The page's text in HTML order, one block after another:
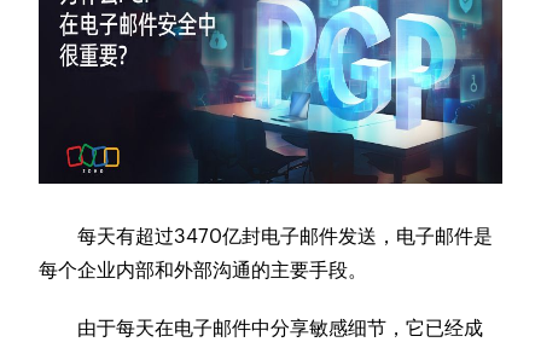
每天有超过3470亿封电子邮件发送，电子邮件是
每个企业内部和外部沟通的主要手段。
由于每天在电子邮件中分享敏感细节，它已经成